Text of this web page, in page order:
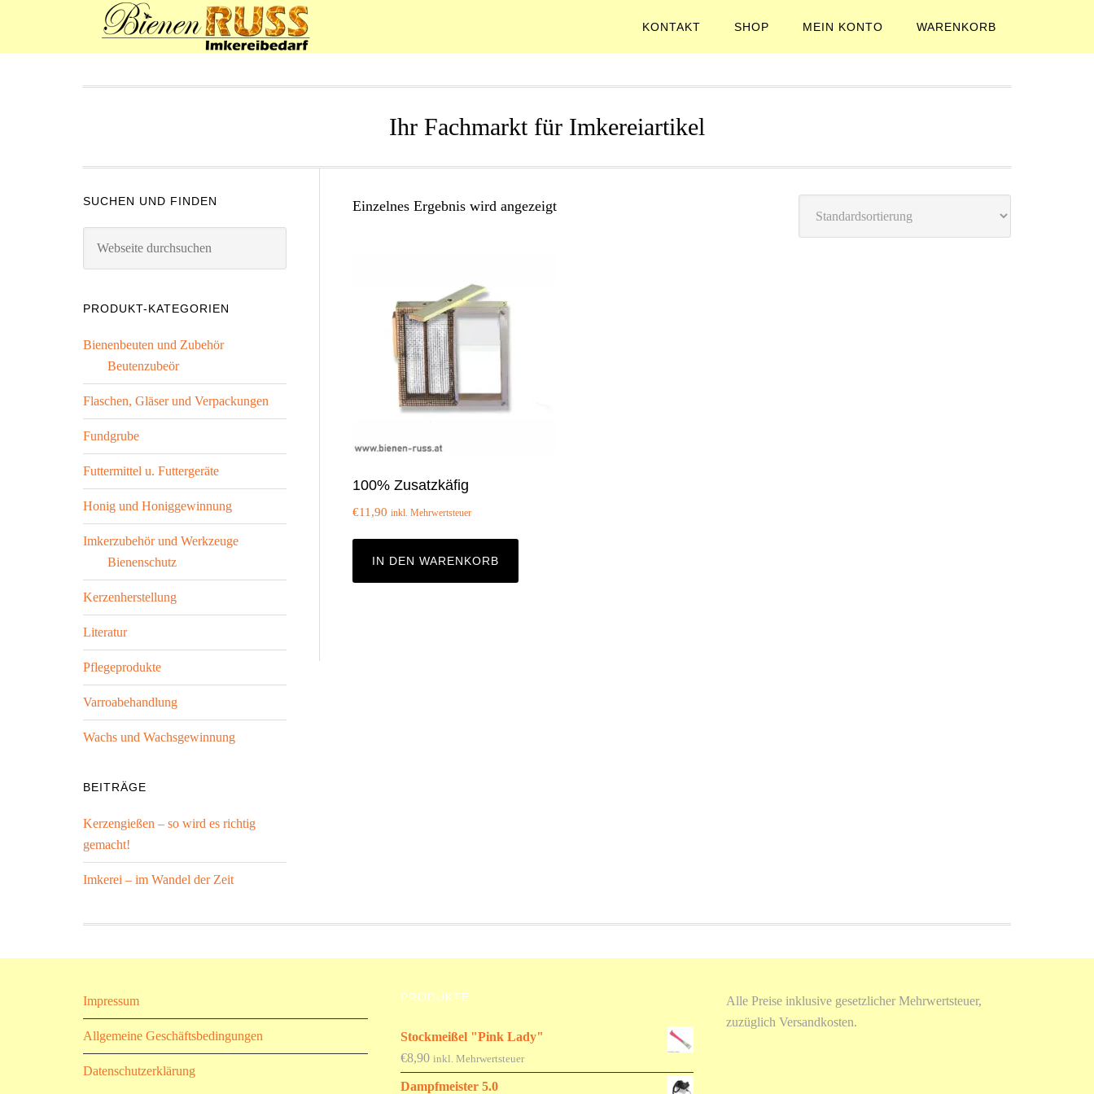
KONTAKT SHOP MEIN KONTO WARENKORB
Ihr Fachmarkt für Imkereiartikel
Einzelnes Ergebnis wird angezeigt
100% Zusatzkäfig
€11,90 inkl. Mehrwertsteuer
IN DEN WARENKORB
SUCHEN UND FINDEN
PRODUKT-KATEGORIEN
Bienenbeuten und Zubehör
Beutenzubeör
Flaschen, Gläser und Verpackungen
Fundgrube
Futtermittel u. Futtergeräte
Honig und Honiggewinnung
Imkerzubehör und Werkzeuge
Bienenschutz
Kerzenherstellung
Literatur
Pflegeprodukte
Varroabehandlung
Wachs und Wachsgewinnung
BEITRÄGE
Kerzengießen – so wird es richtig
gemacht!
Imkerei – im Wandel der Zeit
Impressum
Allgemeine Geschäftsbedingungen
Datenschutzerklärung
PRODUKTE
Stockmeißel "Pink Lady"
€8,90 inkl. Mehrwertsteuer
Dampfmeister 5.0
Alle Preise inklusive gesetzlicher Mehrwertsteuer,
zuzüglich Versandkosten.